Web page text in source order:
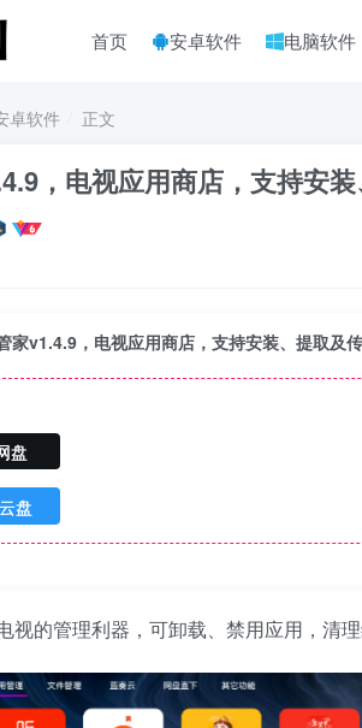
首页 安卓软件 电脑软件
卓软件 正文
，电视应用商店，支持安
家v1.4.9，电视应用商店，支持安装、提取及
盘
盘
视的管理利器，可卸载、禁用应用，清